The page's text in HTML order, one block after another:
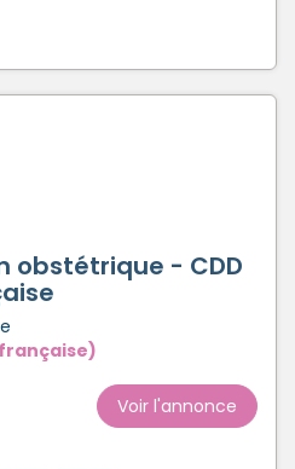
obstétrique - CDD
Voir l'annonce